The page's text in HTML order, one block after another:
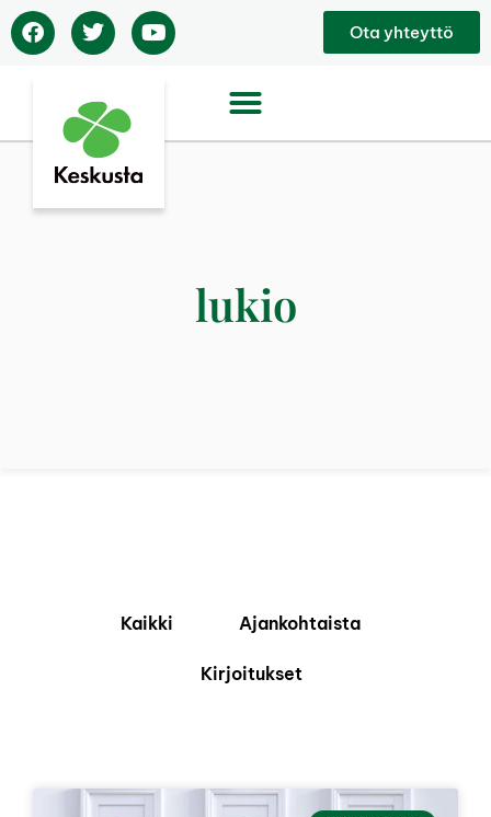
Ota yhteyttö
lukio
Kaikki Ajankohtaista
Kirjoitukset